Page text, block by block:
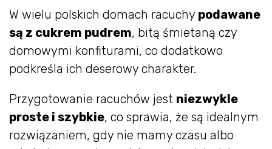
W wielu polskich domach racuchy podawane
są z cukrem pudrem, bitą śmietaną czy
domowymi konfiturami, co dodatkowo
podkreśla ich deserowy charakter.
Przygotowanie racuchów jest niezwykle
proste i szybkie, co sprawia, że są idealnym
rozwiązaniem, gdy nie mamy czasu albo